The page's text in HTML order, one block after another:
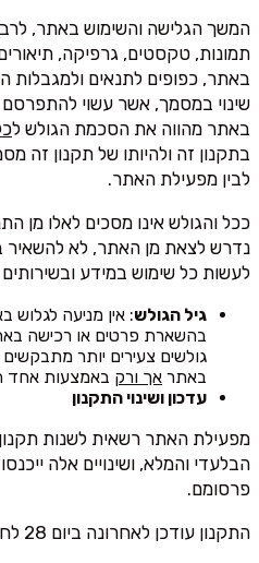
המשך הגלישה והשימוש באתר,
תמונות, טקסטים, גרפיקה,
באתר, כפופים לתנאים ולמגבלות
שינוי במסמך, אשר עשוי
באתר מהווה את הסכמת הגולש ל
בתקנון זה ולהיותו של תקנון זה
לבין מפעילת האתר.
ככל והגולש אינו מסכים לאלו מן
נדרש לצאת מן האתר, לא להשאיר
לעשות כל שימוש במידע ובשירותים
גיל הגולש: אין מניעה
גולשים צעירים יותר
באתר אך ורק באמצעות אחד
עדכון ושינוי התקנון
מפעילת האתר רשאית לשנות
הבלעדי והמלא, ושינויים אלה
פרסומם.
התקנון עודכן לאחרונה ביום 28 לחודש אוגוסט 2025.